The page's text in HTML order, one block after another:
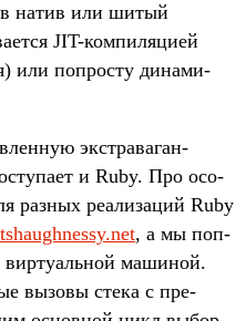
в натив или шитый
JIT-ком­пиляци­ей
или поп­росту динами­
экс­тра­ваган­
и Ruby. Про осо­
раз­ных реали­заций Ruby
, а мы поп­
вир­туаль­ной машиной.
вызовы сте­ка с пре­